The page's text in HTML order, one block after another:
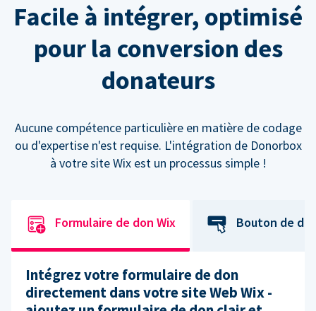
Facile à intégrer, optimisé
pour la conversion des
donateurs
Aucune compétence particulière en matière de codage
ou d'expertise n'est requise. L'intégration de Donorbox
à votre site Wix est un processus simple !
Formulaire de don Wix Bouton de
Intégrez votre formulaire de don
directement dans votre site Web Wix -